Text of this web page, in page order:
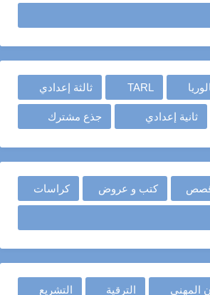
TARL ثالثة إعدادي
ثانية إعدادي جذع مشترك
كتب و عروض كراسات
المهني الترقية التشريع